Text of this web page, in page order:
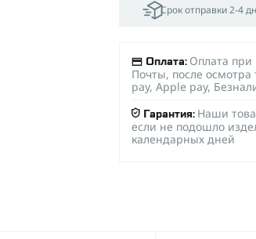
Срок отправки 2-4
Оплата: Оплата
Почты, после осмотра
pay, Apple pay,
Гарантия: Наши
если не подошло
календарных дней